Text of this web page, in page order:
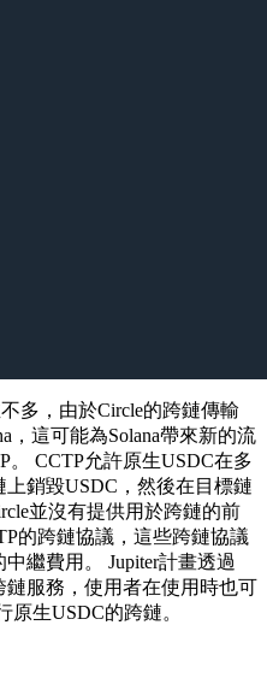
多，由於Circle的跨鏈傳輸
，這可能為Solana帶來新的流
。 CCTP允許原生USDC在多
銷毀USDC，然後在目標鏈
並沒有提供用於跨鏈的前
的跨鏈協議，這些跨鏈協議
繼費用。 Jupiter計畫透過
鏈服務，使用者在使用時也可
原生USDC的跨鏈。